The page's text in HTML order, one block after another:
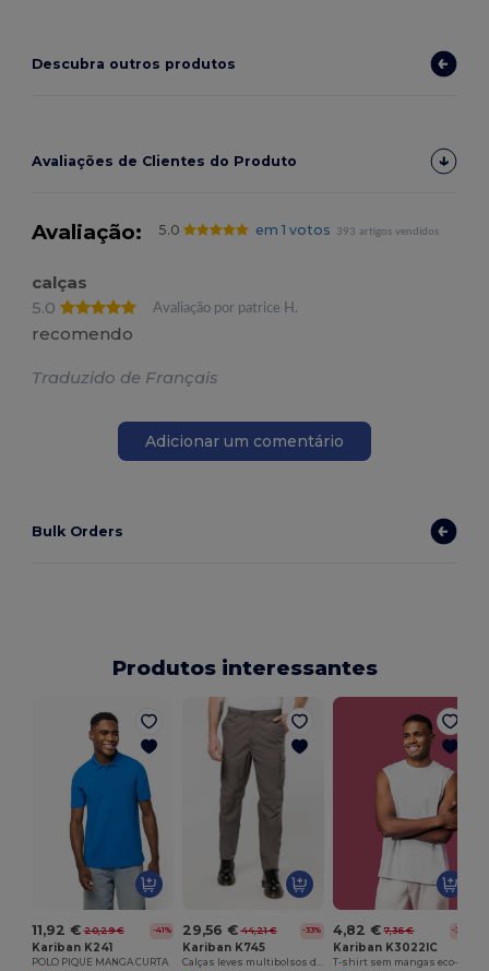
Descubra outros produtos
Avaliações de Clientes do Produto
Avaliação: 5.0 em 1 votos 393 artigos vendidos
calças
5.0
Avaliação por patrice H.
recomendo
Traduzido de Français
Adicionar um comentário
Bulk Orders
Produtos interessantes
11,92 € 20,29 € -41%
Kariban K241
POLO PIQUE MANGA CURTA
29,56 € 44,21 € -33%
Kariban K745
4,82 € 7,36 € -34%
Kariban K3022IC